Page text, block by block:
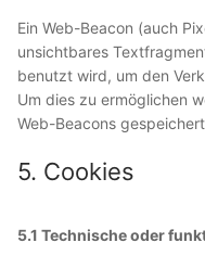
Ein Web-Beacon (auch
unsichtbares
benutzt wird, um den
Um dies zu ermöglichen
Web-Beacons
5. Cookies
5.1 Technische oder